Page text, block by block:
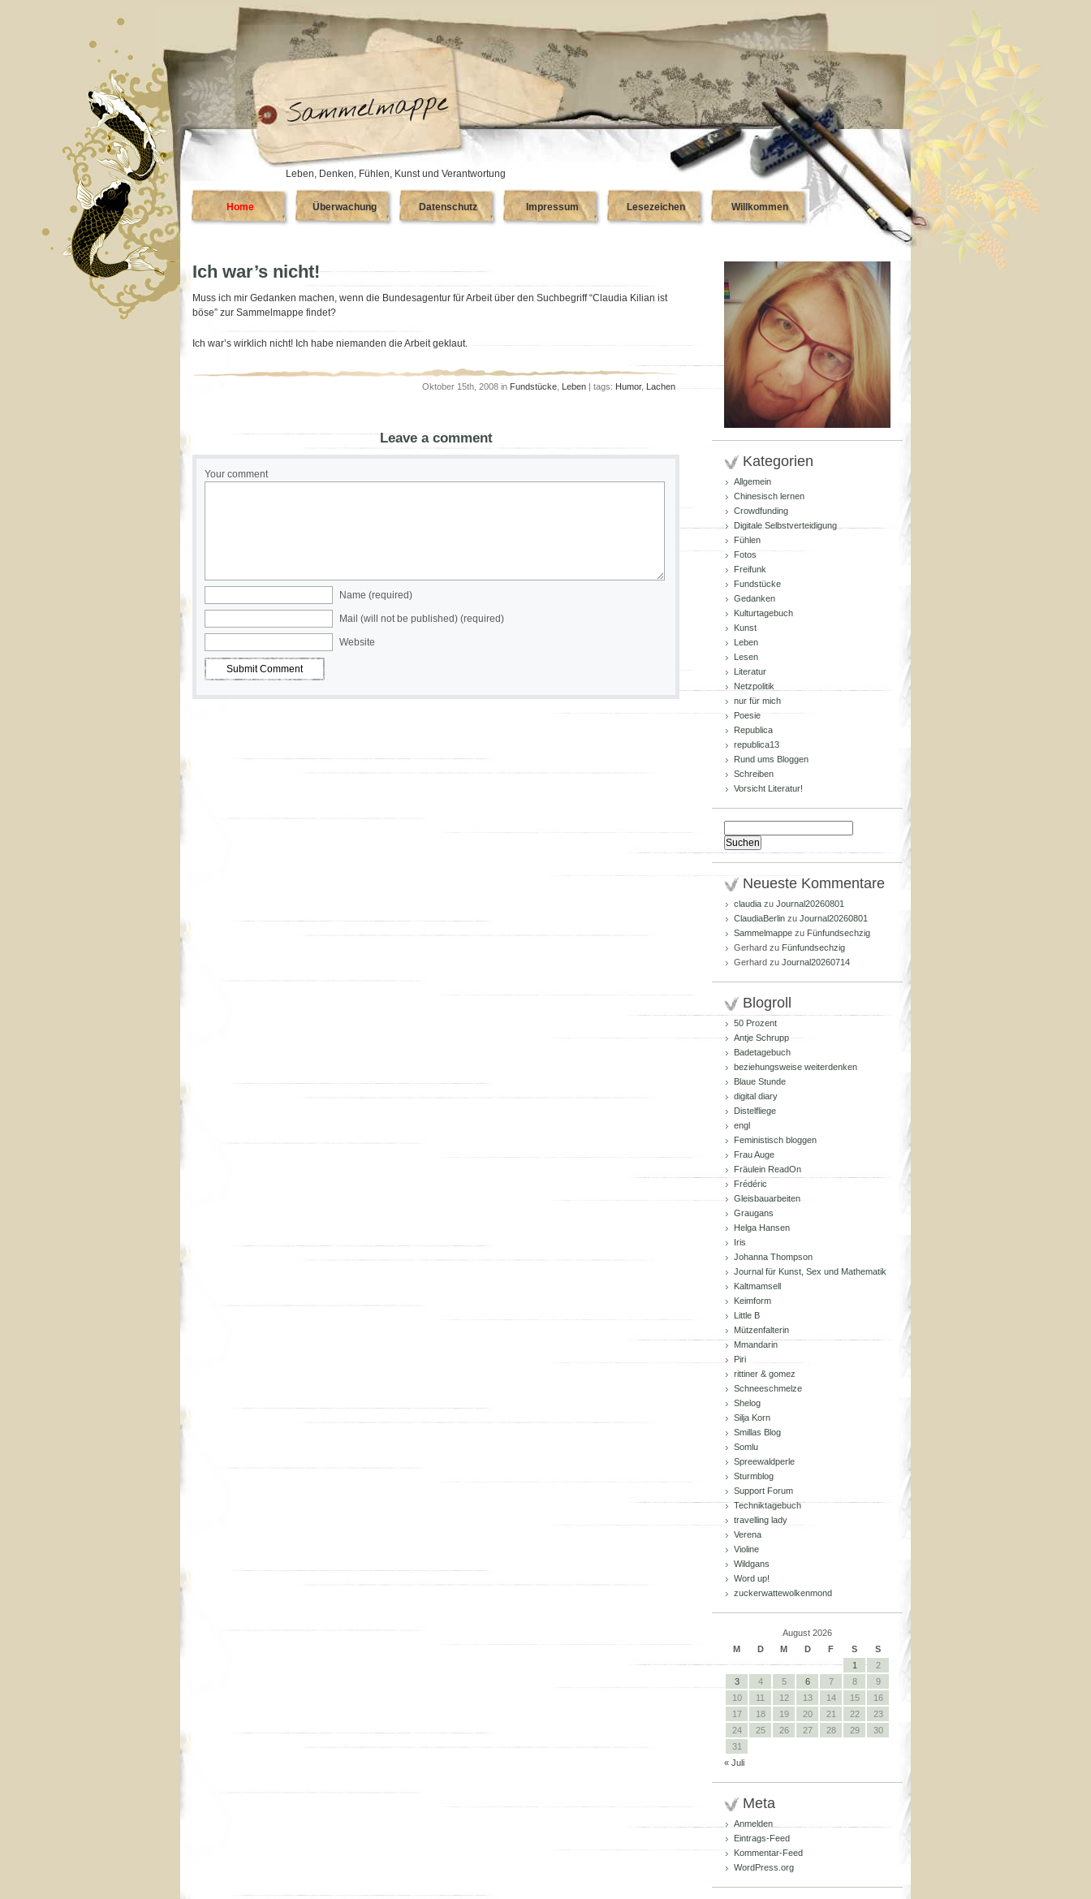
Leben, Denken, Fühlen, Kunst und Verantwortung
Home Überwachung Datenschutz Impressum Lesezeichen Willkommen
Ich war’s nicht!
Muss ich mir Gedanken machen, wenn die Bundesagentur für Arbeit über den Suchbegriff “Claudia Kilian ist
böse” zur Sammelmappe findet?
Ich war’s wirklich nicht! Ich habe niemanden die Arbeit geklaut.
Oktober 15th, 2008 in Fundstücke Leben | tags: Humor, Lachen
Leave a comment
Your comment
Name (required)
Mail (will not be published) (required)
Website
Kategorien
Allgemein
Chinesisch lernen
Crowdfunding
Digitale Selbstverteidigung
Fühlen
Fotos
Freifunk
Fundstücke
Gedanken
Kulturtagebuch
Kunst
Leben
Lesen
Literatur
Netzpolitik
nur für mich
Poesie
Republica
republica13
Rund ums Bloggen
Schreiben
Vorsicht Literatur!
nach:
Neueste Kommentare
claudia zu Journal20260801
ClaudiaBerlin zu Journal20260801
Sammelmappe zu Fünfundsechzig
Gerhard zu Fünfundsechzig
Gerhard zu Journal20260714
Blogroll
50 Prozent
Antje Schrupp
Badetagebuch
beziehungsweise weiterdenken
Blaue Stunde
digital diary
Distelfliege
engl
Feministisch bloggen
Frau Auge
Fräulein ReadOn
Frédéric
Gleisbauarbeiten
Graugans
Helga Hansen
Iris
Johanna Thompson
Journal für Kunst, Sex und Mathematik
Kaltmamsell
Keimform
Little B
Mützenfalterin
Mmandarin
Piri
rittiner & gomez
Schneeschmelze
Shelog
Silja Korn
Smillas Blog
Somlu
Spreewaldperle
Sturmblog
Support Forum
Techniktagebuch
travelling lady
Verena
Violine
Wildgans
Word up!
zuckerwattewolkenmond
August 2026
M
D M D F S
S
1
2
3
4 5 6 7 8
9
10
11 12 13 14 15
16
17
18 19 20 21 22
23
24
25 26 27 28 29
30
31
« Juli
Meta
Anmelden
Eintrags-Feed
Kommentar-Feed
WordPress.org